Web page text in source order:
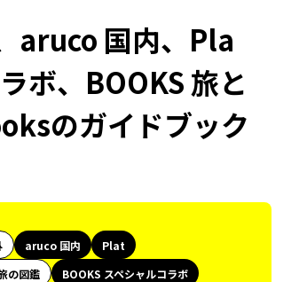
aruco 国内、Pla
ボ、BOOKS 旅と
のガイドブック
aruco 国内
Plat
の図鑑
BOOKS スペシャルコラボ